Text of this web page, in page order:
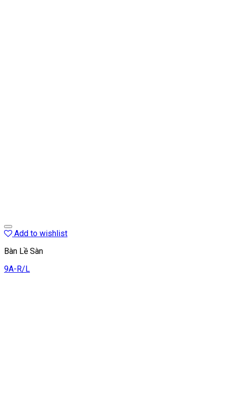
Add to wishlist
Bàn Lề Sàn
9A-R/L